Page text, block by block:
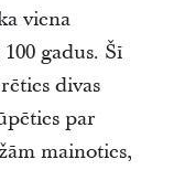
viena
gadus. Šī
divas
par
mainoties,